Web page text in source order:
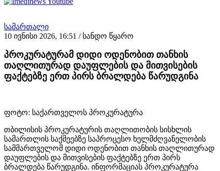
სამართალი
10 ივნისი 2026, 16:51 / სანდო წყარო
პროკურატურამ დიდი ოდენობით თანხის
თაღლითურად დაუფლების და მითვისების
ფაქტებზე ერთ პირს ბრალდება წარუდგინა
ფოტო: საქართველოს პროკურატურა
თბილისის პროკურატურის თაღლითობის სისხლის
სამართლის საქმეებზე საპროცესო ხელმძღვანელობის
სამმართველომ დიდი ოდენობით თანხის თაღლითურად
დაუფლების და მითვისების ფაქტებზე ერთ პირს
ბრალდება წარუდგინა. ინფორმაციას პროკურატურა